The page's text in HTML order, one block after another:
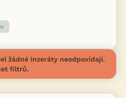
žádné inzeráty neodpovídají.
filtrů.